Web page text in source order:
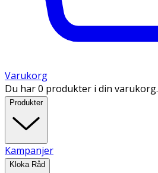
Varukorg
Du har 0 produkter i din varukorg.
Produkter
Kampanjer
Kloka Råd